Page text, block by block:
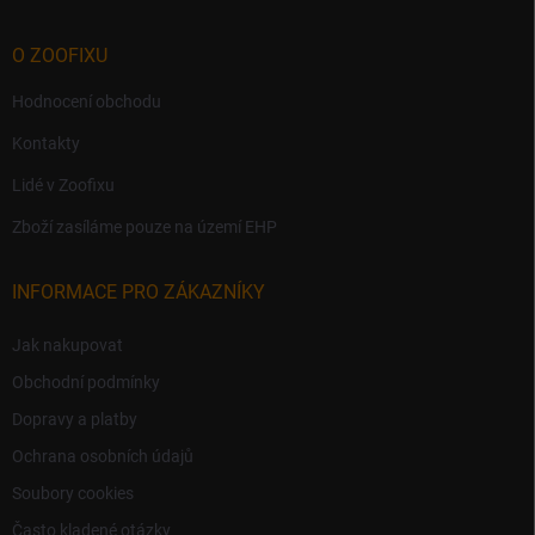
O ZOOFIXU
Hodnocení obchodu
Kontakty
Lidé v Zoofixu
Zboží zasíláme pouze na území EHP
INFORMACE PRO ZÁKAZNÍKY
Jak nakupovat
Obchodní podmínky
Dopravy a platby
Ochrana osobních údajů
Soubory cookies
Často kladené otázky